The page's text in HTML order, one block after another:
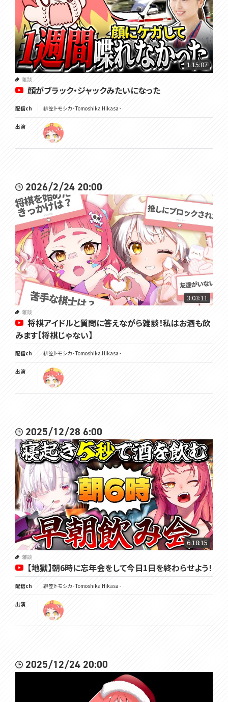
1:15:07
雑談
顔がブラック・ジャックみたいになった
配信ch 緋笠トモシカ - Tomoshika Hikasa -
出演
2026/2/24 20:00
3:03:11
雑談
将棋アイドルと質問に答えながら雑談！私はお酒も飲
みます【将棋じゃない】
配信ch 緋笠トモシカ - Tomoshika Hikasa -
出演
2025/12/28 6:00
6:18:15
雑談
【地獄】朝6時に忘年会をして今日1日を終わらせよう！
配信ch 緋笠トモシカ - Tomoshika Hikasa -
出演
2025/12/24 20:00